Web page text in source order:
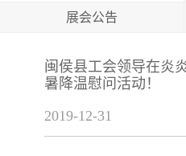
展会公告
闽侯县工会领导在炎
暑降温慰问活动！
2019-12-31